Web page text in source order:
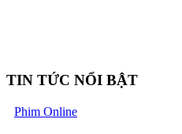
TIN TỨC NỔI BẬT
Phim Online